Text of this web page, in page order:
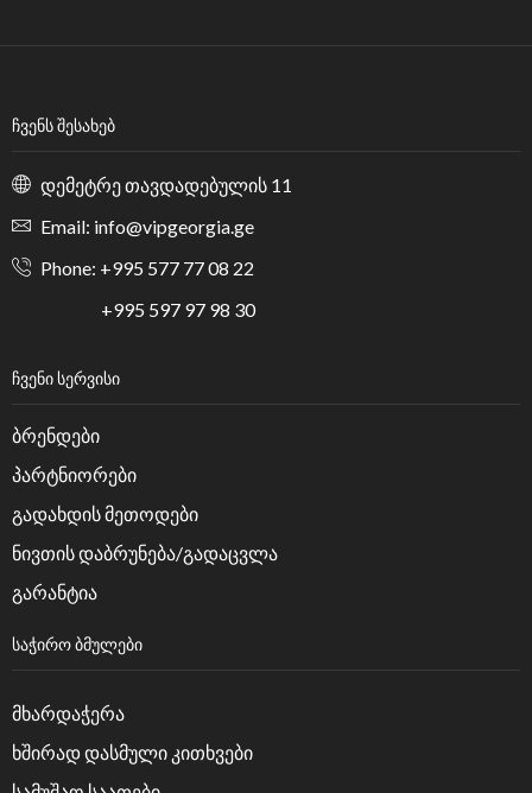
ᲩᲕᲔᲜᲡ ᲨᲔᲡᲐᲮᲔᲑ
დემეტრე თავდადებულის 11
Email: info@vipgeorgia.ge
Phone: +995 577 77 08 22
+995 597 97 98 30
ᲩᲕᲔᲜᲘ ᲡᲔᲠᲕᲘᲡᲘ
ბრენდები
პარტნიორები
გადახდის მეთოდები
ნივთის დაბრუნება/გადაცვლა
გარანტია
ᲡᲐᲭᲘᲠᲝ ᲑᲛᲣᲚᲔᲑᲘ
მხარდაჭერა
ხშირად დასმული კითხვები